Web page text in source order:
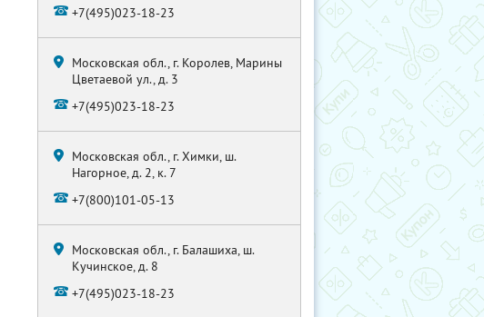
+7(495)023-18-23
Московская обл., г. Королев, Марины
Цветаевой ул., д. 3
+7(495)023-18-23
Московская обл., г. Химки, ш.
Нагорное, д. 2, к. 7
+7(800)101-05-13
Московская обл., г. Балашиха, ш.
Кучинское, д. 8
+7(495)023-18-23